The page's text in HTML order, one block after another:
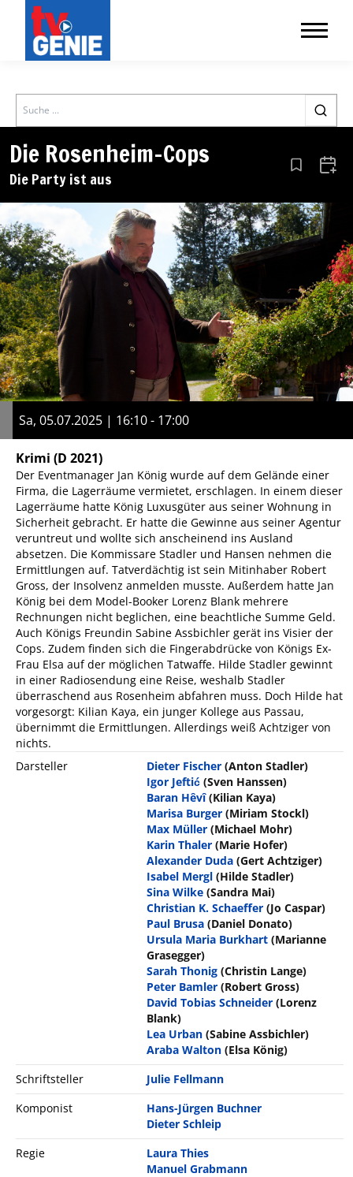
Search
Die Rosenheim-Cops
Die Party ist aus Aus den
Sa, 05.07.2025 | 16:10 - 17:00
Krimi (D 2021)
Der Eventmanager Jan König wurde auf dem Gelände einer
Firma, die Lagerräume vermietet, erschlagen. In einem dieser
Lagerräume hatte König Luxusgüter aus seiner Wohnung in
Sicherheit gebracht. Er hatte die Gewinne aus seiner Agentur
veruntreut und wollte sich anscheinend ins Ausland
absetzen. Die Kommissare Stadler und Hansen nehmen die
Ermittlungen auf. Tatverdächtig ist sein Mitinhaber Robert
Gross, der Insolvenz anmelden musste. Außerdem hatte Jan
König bei dem Model-Booker Lorenz Blank mehrere
Rechnungen nicht beglichen, eine beachtliche Summe Geld.
Auch Königs Freundin Sabine Assbichler gerät ins Visier der
Cops. Zudem finden sich die Fingerabdrücke von Königs Ex-
Frau Elsa auf der möglichen Tatwaffe. Hilde Stadler gewinnt
in einer Radiosendung eine Reise, weshalb Stadler
überraschend aus Rosenheim abfahren muss. Doch Hilde hat
vorgesorgt: Kilian Kaya, ein junger Kollege aus Passau,
übernimmt die Ermittlungen. Allerdings weiß Achtziger von
nichts.
Darsteller
Dieter Fischer (Anton Stadler)
Igor Jeftić (Sven Hanssen)
Baran Hêvî (Kilian Kaya)
Marisa Burger (Miriam Stockl)
Max Müller (Michael Mohr)
Karin Thaler (Marie Hofer)
Alexander Duda (Gert Achtziger)
Isabel Mergl (Hilde Stadler)
Sina Wilke (Sandra Mai)
Christian K. Schaeffer (Jo Caspar)
Paul Brusa (Daniel Donato)
Ursula Maria Burkhart (Marianne
Grasegger)
Sarah Thonig (Christin Lange)
Peter Bamler (Robert Gross)
David Tobias Schneider (Lorenz
Blank)
Lea Urban (Sabine Assbichler)
Araba Walton (Elsa König)
Schriftsteller
Julie Fellmann
Komponist
Hans-Jürgen Buchner
Dieter Schleip
Regie
Laura Thies
Manuel Grabmann